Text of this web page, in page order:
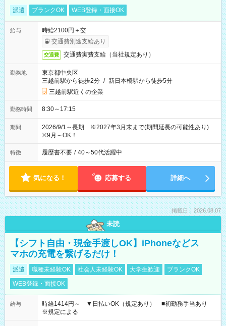
派遣 ブランクOK WEB登録・面接OK
給与
時給2100円＋交
交通費別途支給あり
交通費 交通費実費支給（当社規定あり）
勤務地
東京都中央区
三越前駅から徒歩2分 / 新日本橋駅から徒歩5分
三越前駅近くの企業
勤務時間 8:30～17:15
期間
2026/9/1～長期 ※2027年3月末まで(期間延長の可能性あり)
※9月～OK！
特徴 履歴書不要 / 40～50代活躍中
気になる！ 応募する 詳細へ
掲載日：2026.08.07
未読
【シフト自由・現金手渡しOK】iPhoneなどス
マホの充電を繋げるだけ！
派遣 職種未経験OK 社会人未経験OK 大学生歓迎
ブランクOK
WEB登録・面接OK
給与
時給1414円～ ▼日払いOK（規定あり） ■初勤務手当あり
※規定による